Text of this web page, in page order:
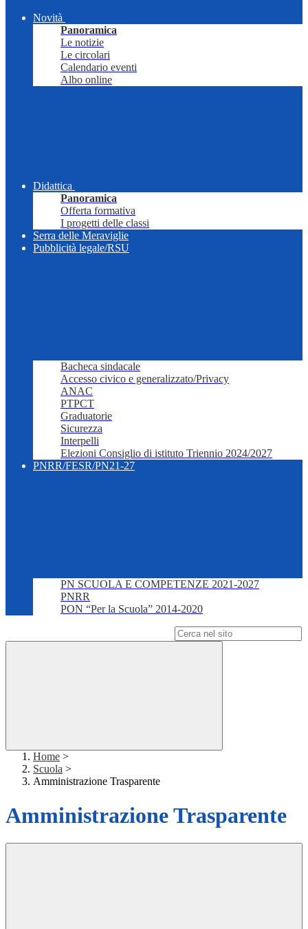
Novità
Panoramica
Le notizie
Le circolari
Calendario eventi
Albo online
Didattica
Panoramica
Offerta formativa
I progetti delle classi
Serra delle Meraviglie
Pubblicità legale/RSU
Bacheca sindacale
Accesso civico e generalizzato/Privacy
ANAC
PTPCT
Graduatorie
Sicurezza
Interpelli
Elezioni Consiglio di istituto Triennio 2024/2027
PNRR/FESR/PN21-27
PN SCUOLA E COMPETENZE 2021-2027
PNRR
PON “Per la Scuola” 2014-2020
Home >
Scuola >
Amministrazione Trasparente
Amministrazione Trasparente